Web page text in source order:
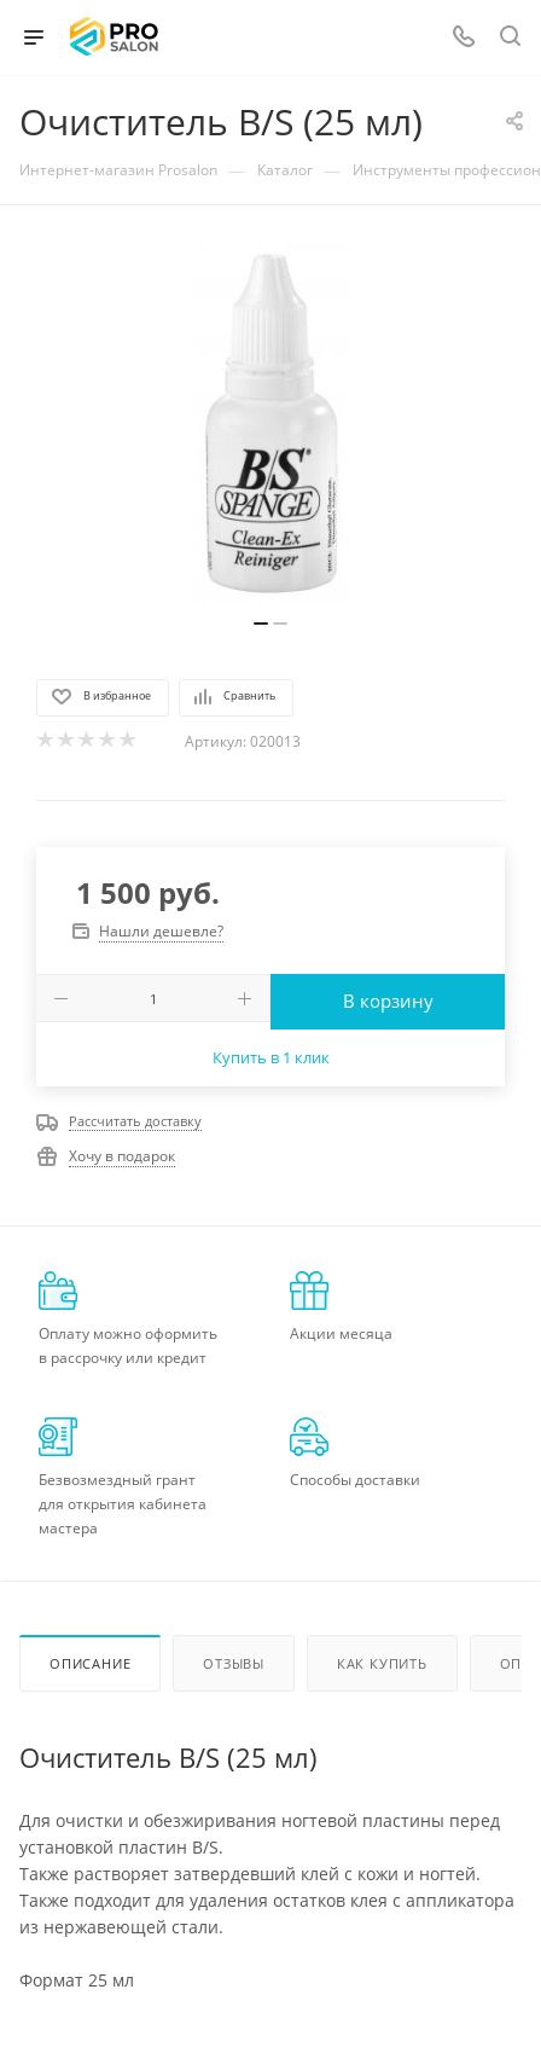
Очиститель B/S (25 мл)
Интернет-магазин Prosalon — Каталог — Инструменты
В избранное Сравнить
Артикул: 020013
1 500 руб.
Нашли дешевле?
В корзину
Купить в 1 клик
Рассчитать доставку
Хочу в подарок
Оплату можно оформить
в рассрочку или кредит
Акции месяца
Безвозмездный грант
для открытия кабинета
мастера
Способы доставки
ОПИСАНИЕ ОТЗЫВЫ КАК КУПИТЬ
Очиститель B/S (25 мл)
Для очистки и обезжиривания ногтевой пластины перед
установкой пластин B/S.
Также растворяет затвердевший клей с кожи и ногтей.
Также подходит для удаления остатков клея с аппликатора
из нержавеющей стали.
Формат 25 мл